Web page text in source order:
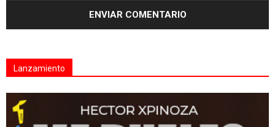
Lanzamiento